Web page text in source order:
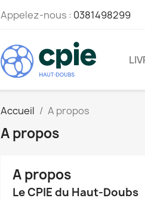
Appelez-nous : 0381498299
Accueil A propos
A propos
A propos
Le CPIE du Haut-Doubs